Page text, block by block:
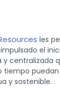
les
el
centralizada
y sostenible.